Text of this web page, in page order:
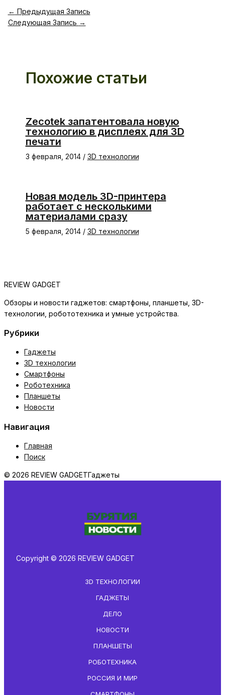
← Предыдущая Запись
Следующая Запись →
Похожие статьи
Zecotek запатентовала новую
технологию в дисплеях для 3D
печати
3 февраля, 2014 / 3D технологии
Новая модель 3D-принтера
работает с несколькими
материалами сразу
5 февраля, 2014 / 3D технологии
REVIEW GADGET
Обзоры и новости гаджетов: смартфоны, планшеты, 3D-
технологии, робототехника и умные устройства.
Рубрики
Гаджеты
3D технологии
Смартфоны
Роботехника
Планшеты
Новости
Навигация
Главная
Поиск
© 2026 REVIEW GADGETГаджеты
Copyright © 2026 REVIEW GADGET
3D ТЕХНОЛОГИИ
ГАДЖЕТЫ
ДЕЛО
НОВОСТИ
ПЛАНШЕТЫ
РОБОТЕХНИКА
РОССИЯ И МИР